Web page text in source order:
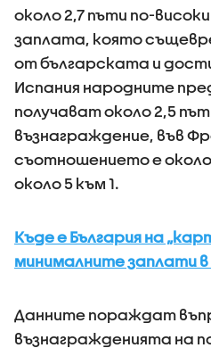
около 2,7 пъти по-
заплата, която
от българската и
Испания народните
получават около 2,5
възнаграждение, във
съотношението е около
около 5 към 1.
Къде е България на
минималните заплати в
Данните пораждат
възнагражденията на